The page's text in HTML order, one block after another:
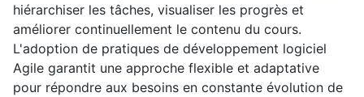
hiérarchiser les tâches, visualiser les progrès et
améliorer continuellement le contenu du cours.
L'adoption de pratiques de développement logiciel
Agile garantit une approche flexible et adaptative
pour répondre aux besoins en constante évolution de